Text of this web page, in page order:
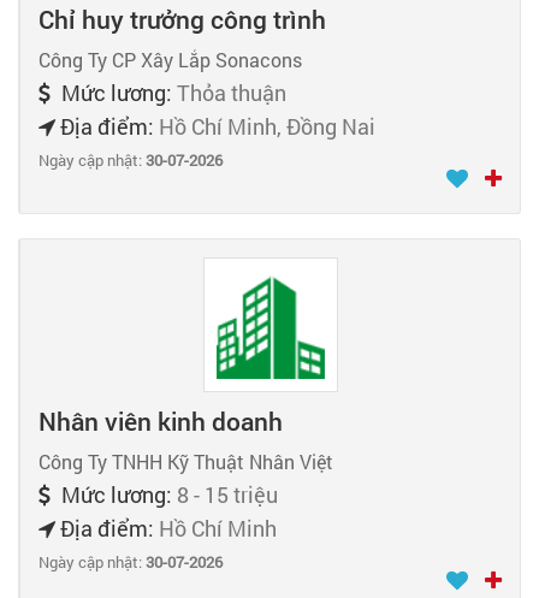
Chỉ huy trưởng công trình
Công Ty CP Xây Lắp Sonacons
Mức lương: Thỏa thuận
Địa điểm: Hồ Chí Minh, Đồng Nai
Ngày cập nhật:30-07-2026
Nhân viên kinh doanh
Công Ty TNHH Kỹ Thuật Nhân Việt
Mức lương: 8 - 15 triệu
Địa điểm: Hồ Chí Minh
Ngày cập nhật:30-07-2026